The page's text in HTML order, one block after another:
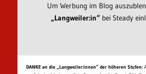
Um Werbung im Blog
„Langweiler:in“bei Steady
DANKE an die „Langweiler:innen“ der höheren Stufen: